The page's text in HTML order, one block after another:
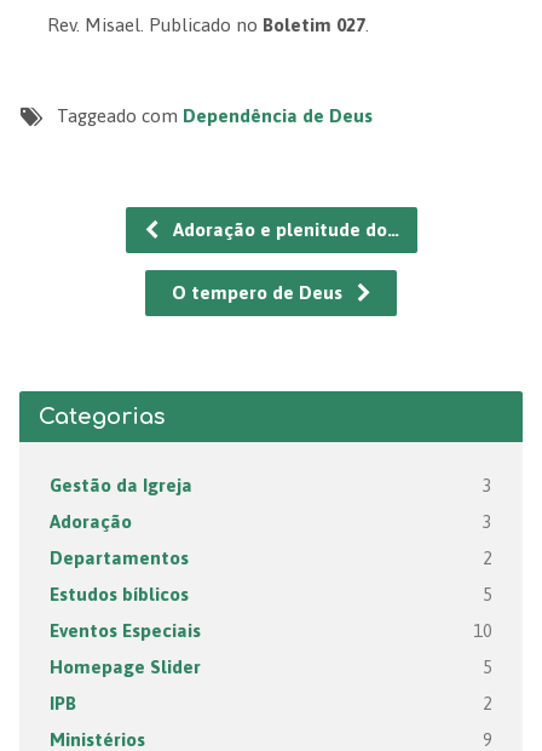
Rev. Misael. Publicado no Boletim 027
Taggeado com Dependência de Deus
Adoração e plenitude do…
O tempero de Deus
Categorias
Gestão da Igreja 3
Adoração 3
Departamentos 2
Estudos bíblicos 5
Eventos Especiais 10
Homepage Slider 5
IPB 2
Ministérios 9